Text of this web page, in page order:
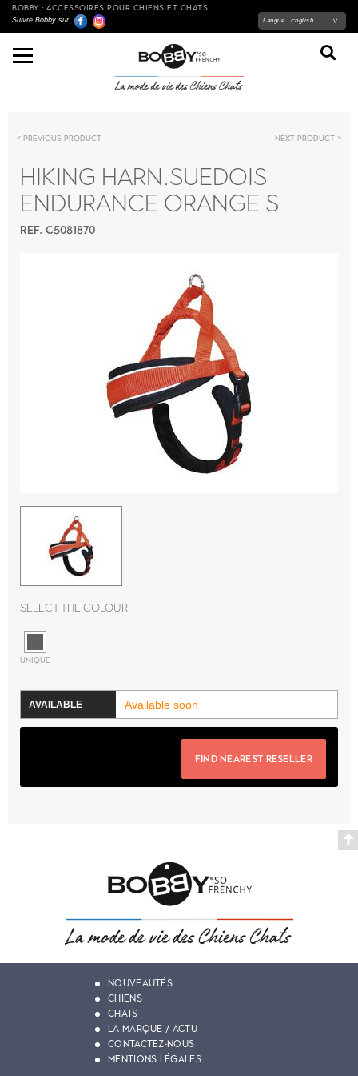
BOBBY - ACCESSOIRES POUR CHIENS ET CHATS
Suivre Bobby sur Langue : English
Previous product Next product
HIKING HARN.SUEDOIS
ENDURANCE ORANGE S
REF. C5081870
Select the colour
UNIQUE
Available soon
FIND NEAREST RESELLER
NOUVEAUTÉS
CHIENS
CHATS
LA MARQUE / ACTU
CONTACTEZ-NOUS
MENTIONS LÉGALES